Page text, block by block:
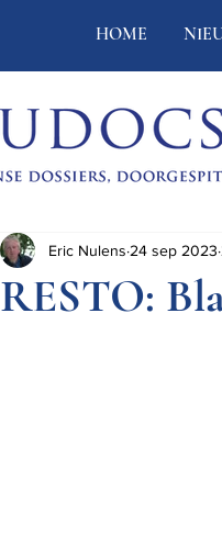
HOME
RESTO:
Eric Nulens 24 sep 2023